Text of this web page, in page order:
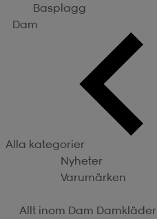
Basplagg
Dam
Alla kategorier
Nyheter
Varumärken
Allt inom Dam Damkläder